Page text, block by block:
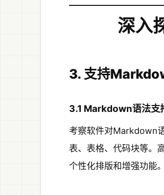
深入
3. 支持
3.1 Markdown语法支
考察软件对Markdown
表、表格、代码块等。
个性化排版和增强功能。